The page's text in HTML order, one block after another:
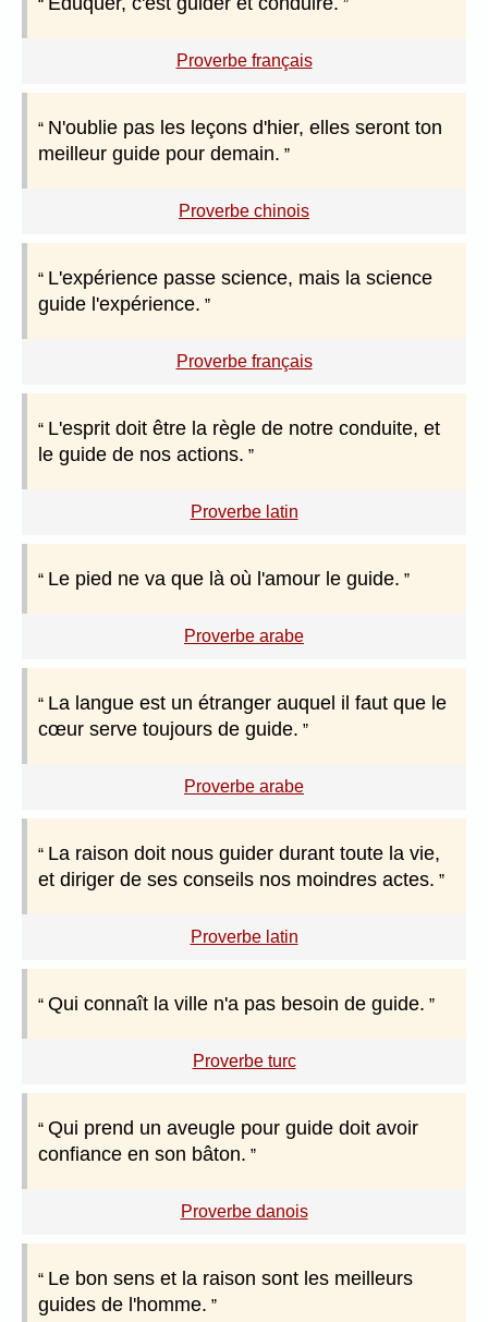
Proverbe français
N'oublie pas les leçons d'hier, elles seront ton
meilleur guide pour demain.
Proverbe chinois
L'expérience passe science, mais la science
guide l'expérience.
Proverbe français
L'esprit doit être la règle de notre conduite, et
le guide de nos actions.
Proverbe latin
Le pied ne va que là où l'amour le guide.
Proverbe arabe
La langue est un étranger auquel il faut que le
cœur serve toujours de guide.
Proverbe arabe
La raison doit nous guider durant toute la vie,
et diriger de ses conseils nos moindres actes.
Proverbe latin
Qui connaît la ville n'a pas besoin de guide.
Proverbe turc
Qui prend un aveugle pour guide doit avoir
confiance en son bâton.
Proverbe danois
Le bon sens et la raison sont les meilleurs
guides de l'homme.